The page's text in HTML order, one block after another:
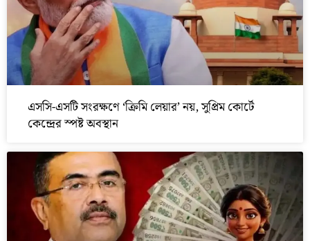
এসসি-এসটি সংরক্ষণে ‘ক্রিমি লেয়ার’ নয়, সুপ্রিম কোর্টে
কেন্দ্রের স্পষ্ট অবস্থান